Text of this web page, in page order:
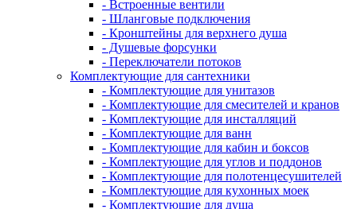
- Встроенные вентили
- Шланговые подключения
- Кронштейны для верхнего душа
- Душевые форсунки
- Переключатели потоков
Комплектующие для сантехники
- Комплектующие для унитазов
- Комплектующие для смесителей и кранов
- Комплектующие для инсталляций
- Комплектующие для ванн
- Комплектующие для кабин и боксов
- Комплектующие для углов и поддонов
- Комплектующие для полотенцесушителей
- Комплектующие для кухонных моек
- Комплектующие для душа